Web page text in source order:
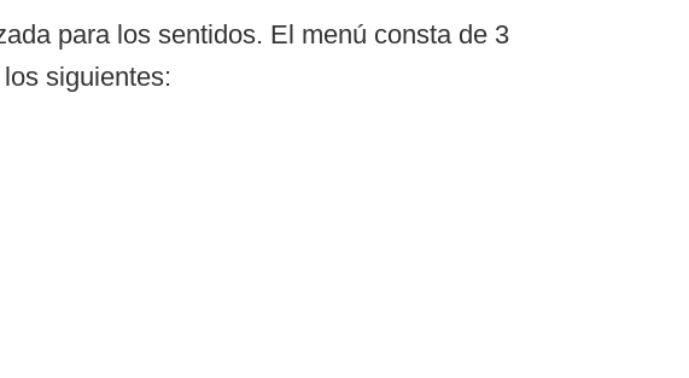
para los sentidos. El menú consta de 3
siguientes: